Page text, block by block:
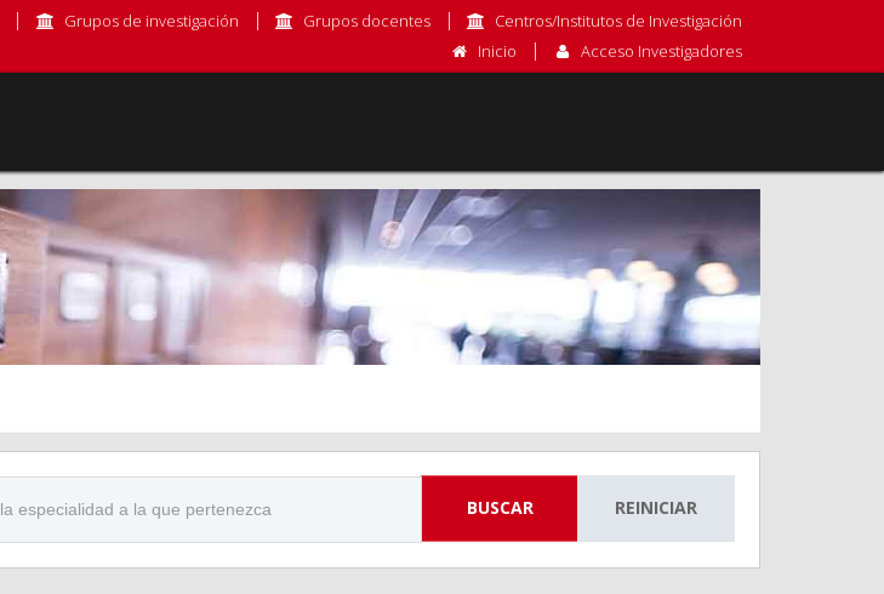
Grupos de investigación Grupos docentes
Centros/Institutos de Investigación
Inicio
Acceso Investigadores
BUSCAR REINICIAR